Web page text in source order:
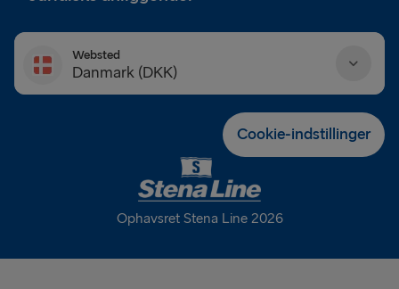
Websted
Danmark (DKK)
Cookie-indstillinger
Ophavsret Stena Line 2026